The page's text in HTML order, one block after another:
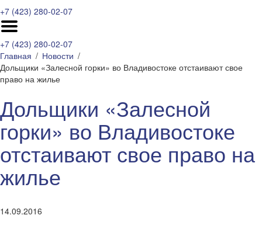
+7 (423) 280-02-07
+7 (423) 280-02-07
Главная
Новости
Дольщики «Залесной горки» во Владивостоке отстаивают свое
право на жилье
Дольщики «Залесной
горки» во Владивостоке
отстаивают свое право на
жилье
14.09.2016